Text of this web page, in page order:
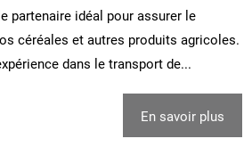
partenaire idéal pour assurer le
céréales et autres produits agricoles.
dans le transport de...
En savoir plus